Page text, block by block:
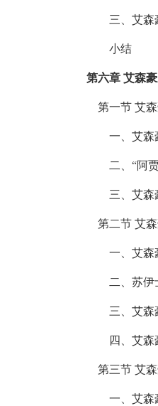
三、艾森
小结
第六章 艾森
第一节 艾
一、艾森
二、“阿
三、艾森
第二节 艾
一、艾森
二、苏
三、艾森
四、艾
第三节 艾
一、艾森